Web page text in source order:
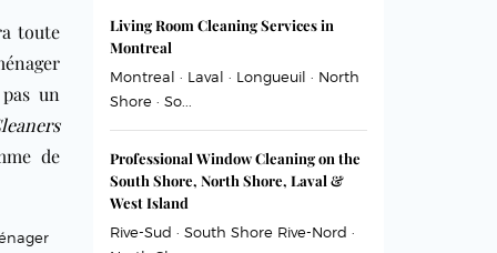
toute
un
de
Living Room Cleaning Services in
Montreal
Montreal · Laval · Longueuil · North
Shore · So...
Professional Window Cleaning on the
South Shore, North Shore, Laval &
West Island
Rive-Sud · South Shore Rive-Nord ·